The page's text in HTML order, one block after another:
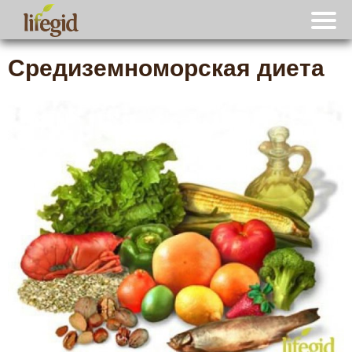
Средиземноморская диета